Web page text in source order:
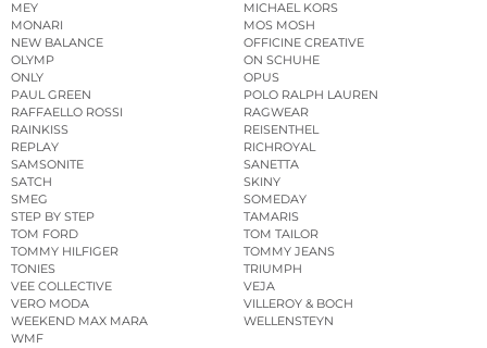
MEY
MICHAEL KORS
MONARI
MOS MOSH
NEW BALANCE
OFFICINE CREATIVE
OLYMP
ON SCHUHE
ONLY
OPUS
PAUL GREEN
POLO RALPH LAUREN
RAFFAELLO ROSSI
RAGWEAR
RAINKISS
REISENTHEL
REPLAY
RICHROYAL
SAMSONITE
SANETTA
SATCH
SKINY
SMEG
SOMEDAY
STEP BY STEP
TAMARIS
TOM FORD
TOM TAILOR
TOMMY HILFIGER
TOMMY JEANS
TONIES
TRIUMPH
VEE COLLECTIVE
VEJA
VERO MODA
VILLEROY & BOCH
WEEKEND MAX MARA
WELLENSTEYN
WMF